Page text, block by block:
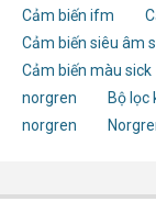
Cảm biến ifm
Cảm biến siêu âm
Cảm biến màu sick
norgren
Bộ lọc
norgren